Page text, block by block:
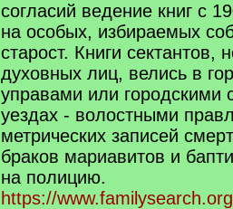
согласий ведение книг с
на особых, избираемых
старост. Книги сектантов,
духовных лиц, велись в
управами или городскими
уездах - волостными
метрических записей
браков мариавитов и
на полицию.
https://